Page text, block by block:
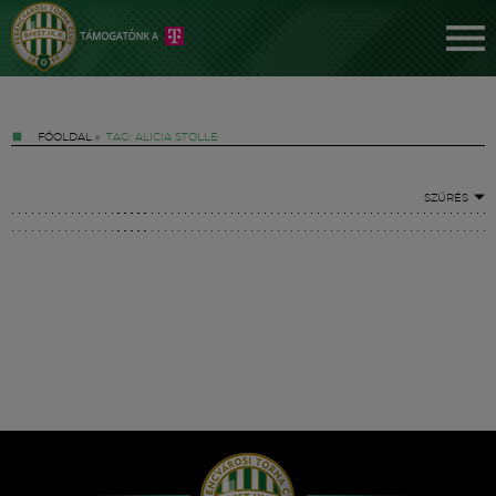
FŐOLDAL » TAG: ALICIA STOLLE
SZŰRÉS
Hírek